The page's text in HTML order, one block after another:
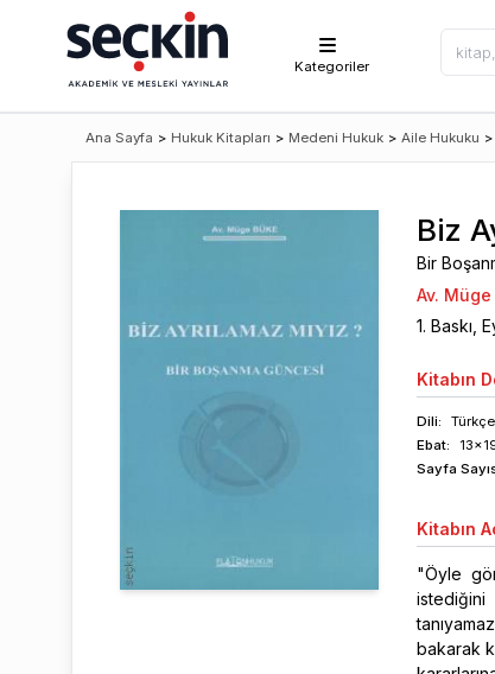
Kategoriler
Ana Sayfa > Hukuk Kitapları > Medeni Hukuk > Aile Hukuku >
Biz
Bir
Av.
1. Baskı,
Kitabın
Dili:
Türkçe
Ebat:
Sayfa
Kitabın
"Öyle
bakarak